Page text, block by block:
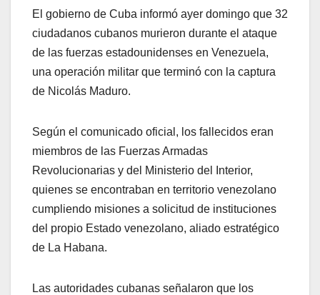
El gobierno de Cuba informó ayer domingo que 32
ciudadanos cubanos murieron durante el ataque
de las fuerzas estadounidenses en Venezuela,
una operación militar que terminó con la captura
de Nicolás Maduro.
Según el comunicado oficial, los fallecidos eran
miembros de las Fuerzas Armadas
Revolucionarias y del Ministerio del Interior,
quienes se encontraban en territorio venezolano
cumpliendo misiones a solicitud de instituciones
del propio Estado venezolano, aliado estratégico
de La Habana.
Las autoridades cubanas señalaron que los